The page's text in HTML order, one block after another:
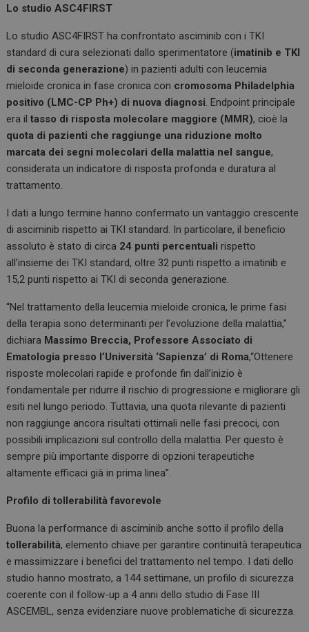
Lo studio ASC4FIRST
Lo studio ASC4FIRST ha confrontato asciminib con i TKI
standard di cura selezionati dallo sperimentatore (imatinib e TKI
di seconda generazione) in pazienti adulti con leucemia
mieloide cronica in fase cronica con cromosoma Philadelphia
positivo (LMC-CP Ph+) di nuova diagnosi. Endpoint principale
era iltasso di risposta molecolare maggiore (MMR), cioè la
quota di pazienti che raggiunge una riduzione molto
marcata dei segni molecolari della malattia nel sangue,
considerata un indicatore di risposta profonda e duratura al
trattamento.
I dati a lungo termine hanno confermato un vantaggio crescente
di asciminib rispetto ai TKI standard. In particolare, il beneficio
assoluto è stato di circa 24 punti percentuali rispetto
all’insieme dei TKI standard, oltre 32 punti rispetto a imatinib e
15,2 punti rispetto ai TKI di seconda generazione.
“Nel trattamento della leucemia mieloide cronica, le prime fasi
della terapia sono determinanti per l’evoluzione della malattia,”
dichiara Massimo Breccia, Professore Associato di
Ematologia presso l’Università ‘Sapienza’ di Roma,“Ottenere
risposte molecolari rapide e profonde fin dall’inizio è
fondamentale per ridurre il rischio di progressione e migliorare gli
esiti nel lungo periodo. Tuttavia, una quota rilevante di pazienti
non raggiunge ancora risultati ottimali nelle fasi precoci, con
possibili implicazioni sul controllo della malattia. Per questo è
sempre più importante disporre di opzioni terapeutiche
altamente efficaci già in prima linea”.
Profilo di tollerabilità favorevole
Buona la performance di asciminib anche sotto il profilo della
tollerabilità, elemento chiave per garantire continuità terapeutica
e massimizzare i benefici del trattamento nel tempo. I dati dello
studio hanno mostrato, a 144 settimane, un profilo di sicurezza
coerente con il follow-up a 4 anni dello studio di Fase III
ASCEMBL, senza evidenziare nuove problematiche di sicurezza.